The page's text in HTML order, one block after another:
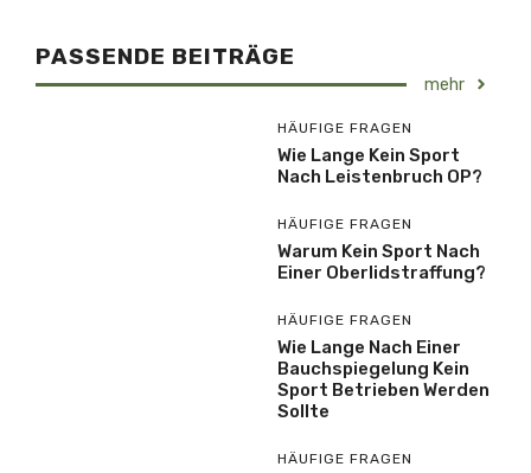
PASSENDE BEITRÄGE
mehr
HÄUFIGE FRAGEN
Wie Lange Kein Sport
Nach Leistenbruch OP?
HÄUFIGE FRAGEN
Warum Kein Sport Nach
Einer Oberlidstraffung?
HÄUFIGE FRAGEN
Wie Lange Nach Einer
Bauchspiegelung Kein
Sport Betrieben Werden
Sollte
HÄUFIGE FRAGEN